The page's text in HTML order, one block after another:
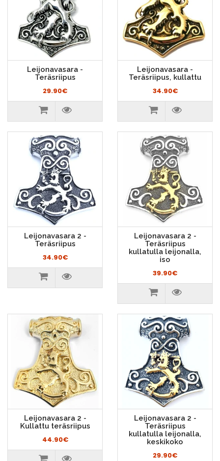
Leijonavasara -
Teräsriipus
29.90€
Leijonavasara -
Teräsriipus, kullattu
34.90€
Leijonavasara 2 -
Teräsriipus
34.90€
Leijonavasara 2 -
Teräsriipus
kullatulla leijonalla,
iso
39.90€
Leijonavasara 2 -
Kullattu teräsriipus
44.90€
Leijonavasara 2 -
Teräsriipus
kullatulla leijonalla,
keskikoko
29.90€